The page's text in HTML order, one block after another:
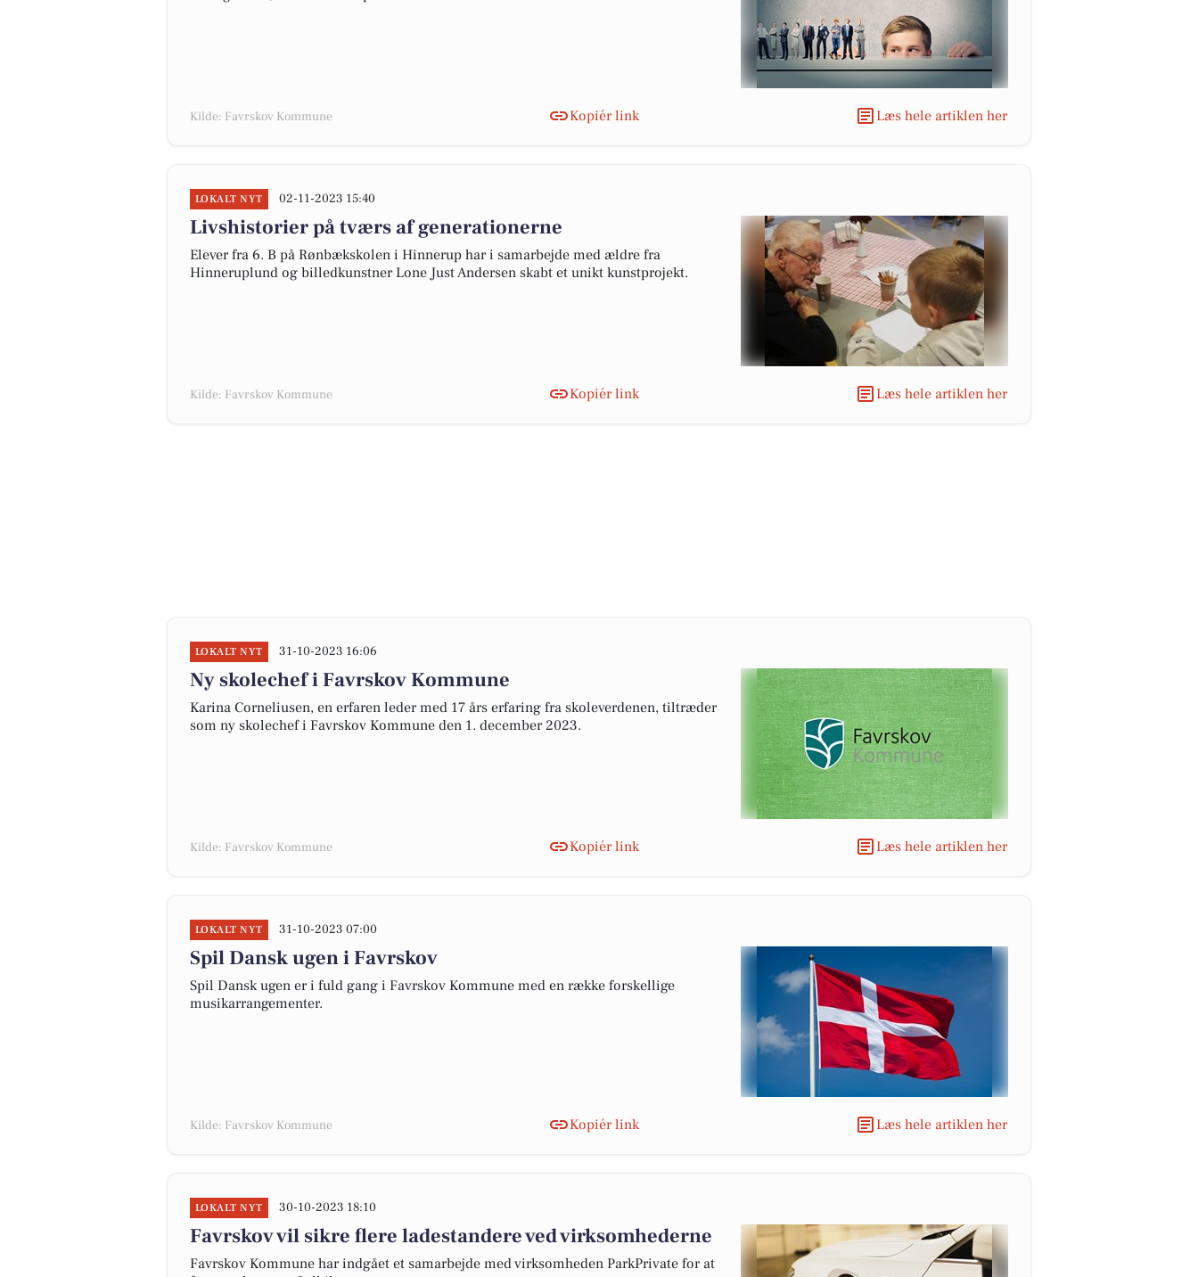
Kilde: Favrskov Kommune Kopiér link Læs hele artiklen her
LOKALT NYT 02-11-2023 15:40
Livshistorier på tværs af generationerne
Elever fra 6. B på Rønbækskolen i Hinnerup har i samarbejde med ældre fra
Hinneruplund og billedkunstner Lone Just Andersen skabt et unikt kunstprojekt.
Kilde: Favrskov Kommune Kopiér link Læs hele artiklen her
LOKALT NYT 31-10-2023 16:06
Ny skolechef i Favrskov Kommune
Karina Corneliusen, en erfaren leder med 17 års erfaring fra skoleverdenen, tiltræder
som ny skolechef i Favrskov Kommune den 1. december 2023.
Kilde: Favrskov Kommune Kopiér link Læs hele artiklen her
LOKALT NYT 31-10-2023 07:00
Spil Dansk ugen i Favrskov
Spil Dansk ugen er i fuld gang i Favrskov Kommune med en række forskellige
musikarrangementer.
Kilde: Favrskov Kommune Kopiér link Læs hele artiklen her
LOKALT NYT 30-10-2023 18:10
Favrskov vil sikre flere ladestandere ved virksomhederne
Favrskov Kommune har indgået et samarbejde med virksomheden ParkPrivate for at